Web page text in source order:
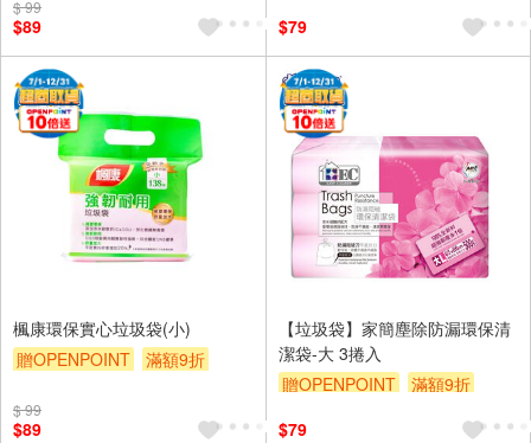
$ 99
$89 $79
楓康環保實心垃圾袋(小)
贈OPENPOINT
滿額9折
$ 99
$89
【垃圾袋】家簡塵除防漏環保清
潔袋-大 3捲入
贈OPENPOINT
滿額9折
$79